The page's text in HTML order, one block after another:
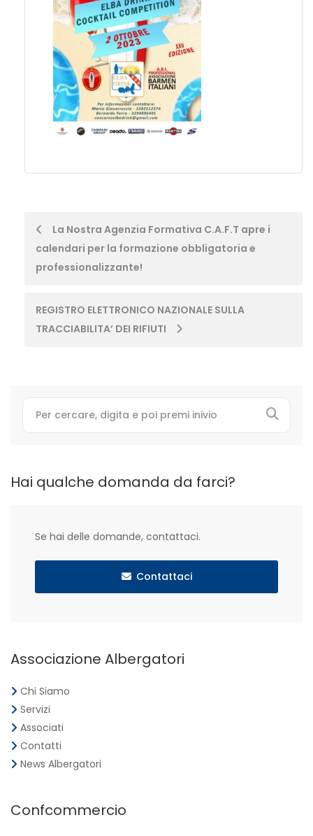
Post
navigation
La Nostra Agenzia Formativa C.A.F.T apre i
calendari per la formazione obbligatoria e
professionalizzante!
REGISTRO ELETTRONICO NAZIONALE SULLA
TRACCIABILITA’ DEI RIFIUTI
Hai qualche domanda da farci?
Se hai delle domande, contattaci.
Contattaci
Associazione Albergatori
Chi Siamo
Servizi
Associati
Contatti
News Albergatori
Confcommercio